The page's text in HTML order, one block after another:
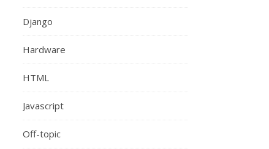
Django
Hardware
HTML
Javascript
Off-topic